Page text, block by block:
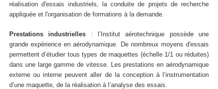
réalisation d'essais industriels, la conduite de projets de recherche
appliquée et l'organisation de formations à la demande.
Prestations industrielles : l’Institut aérotechnique possède une
grande expérience en aérodynamique. De nombreux moyens d'essais
permettent d’étudier tous types de maquettes (échelle 1/1 ou réduites)
dans une large gamme de vitesse. Les prestations en aérodynamique
externe ou interne peuvent aller de la conception à l’instrumentation
d’une maquette, de la réalisation à l’analyse des essais.